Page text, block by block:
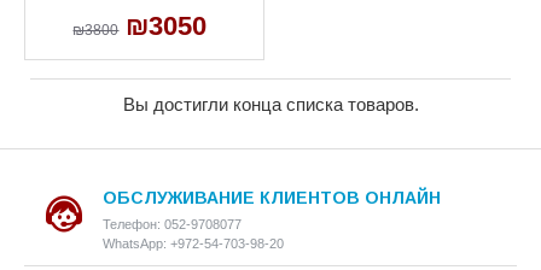
₪3800 ₪3050
Вы достигли конца списка товаров.
ОБСЛУЖИВАНИЕ КЛИЕНТОВ ОНЛАЙН
Телефон: 052-9708077
WhatsApp: +972-54-703-98-20